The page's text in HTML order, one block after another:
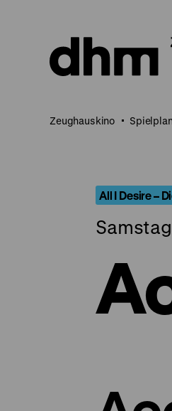
Seiteninhalt
springen
Zeughauskino
All I Desire –